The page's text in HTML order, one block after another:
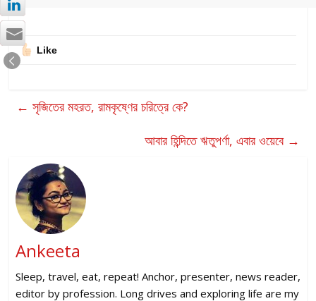
Like
← সৃজিতের মহরত, রামকৃষ্ণের চরিত্রে কে?
আবার হিন্দিতে ঋতুপর্ণা, এবার ওয়েবে →
Ankeeta
Sleep, travel, eat, repeat! Anchor, presenter, news reader,
editor by profession. Long drives and exploring life are my